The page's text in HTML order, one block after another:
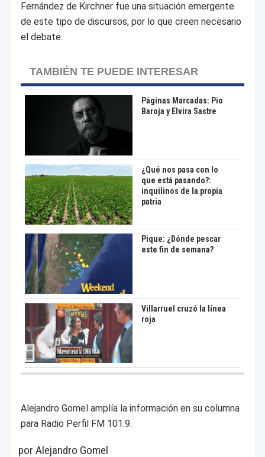
Fernández de Kirchner fue una situación emergente
de este tipo de discursos, por lo que creen necesario
el debate.
TAMBIÉN TE PUEDE INTERESAR
Páginas Marcadas: Pio
Baroja y Elvira Sastre
¿Qué nos pasa con lo
que está pasando?:
inquilinos de la propia
patria
Pique: ¿Dónde pescar
este fin de semana?
Villarruel cruzó la línea
roja
Alejandro Gomel amplía la información en su columna
para Radio Perfil FM 101.9.
por Alejandro Gomel